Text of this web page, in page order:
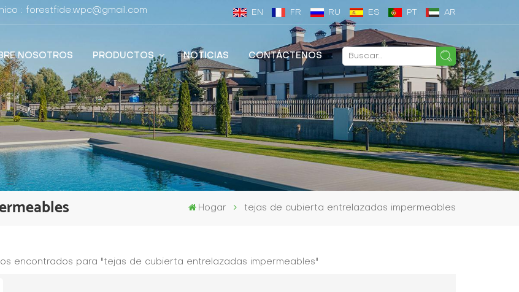
: forestfide.wpc@gmail.com EN FR RU ES PT AR
NOSOTROS PRODUCTOS NOTICIAS CONTÁCTENOS
Hogar tejas de cubierta entrelazadas impermeables
encontrados para "tejas de cubierta entrelazadas impermeables"